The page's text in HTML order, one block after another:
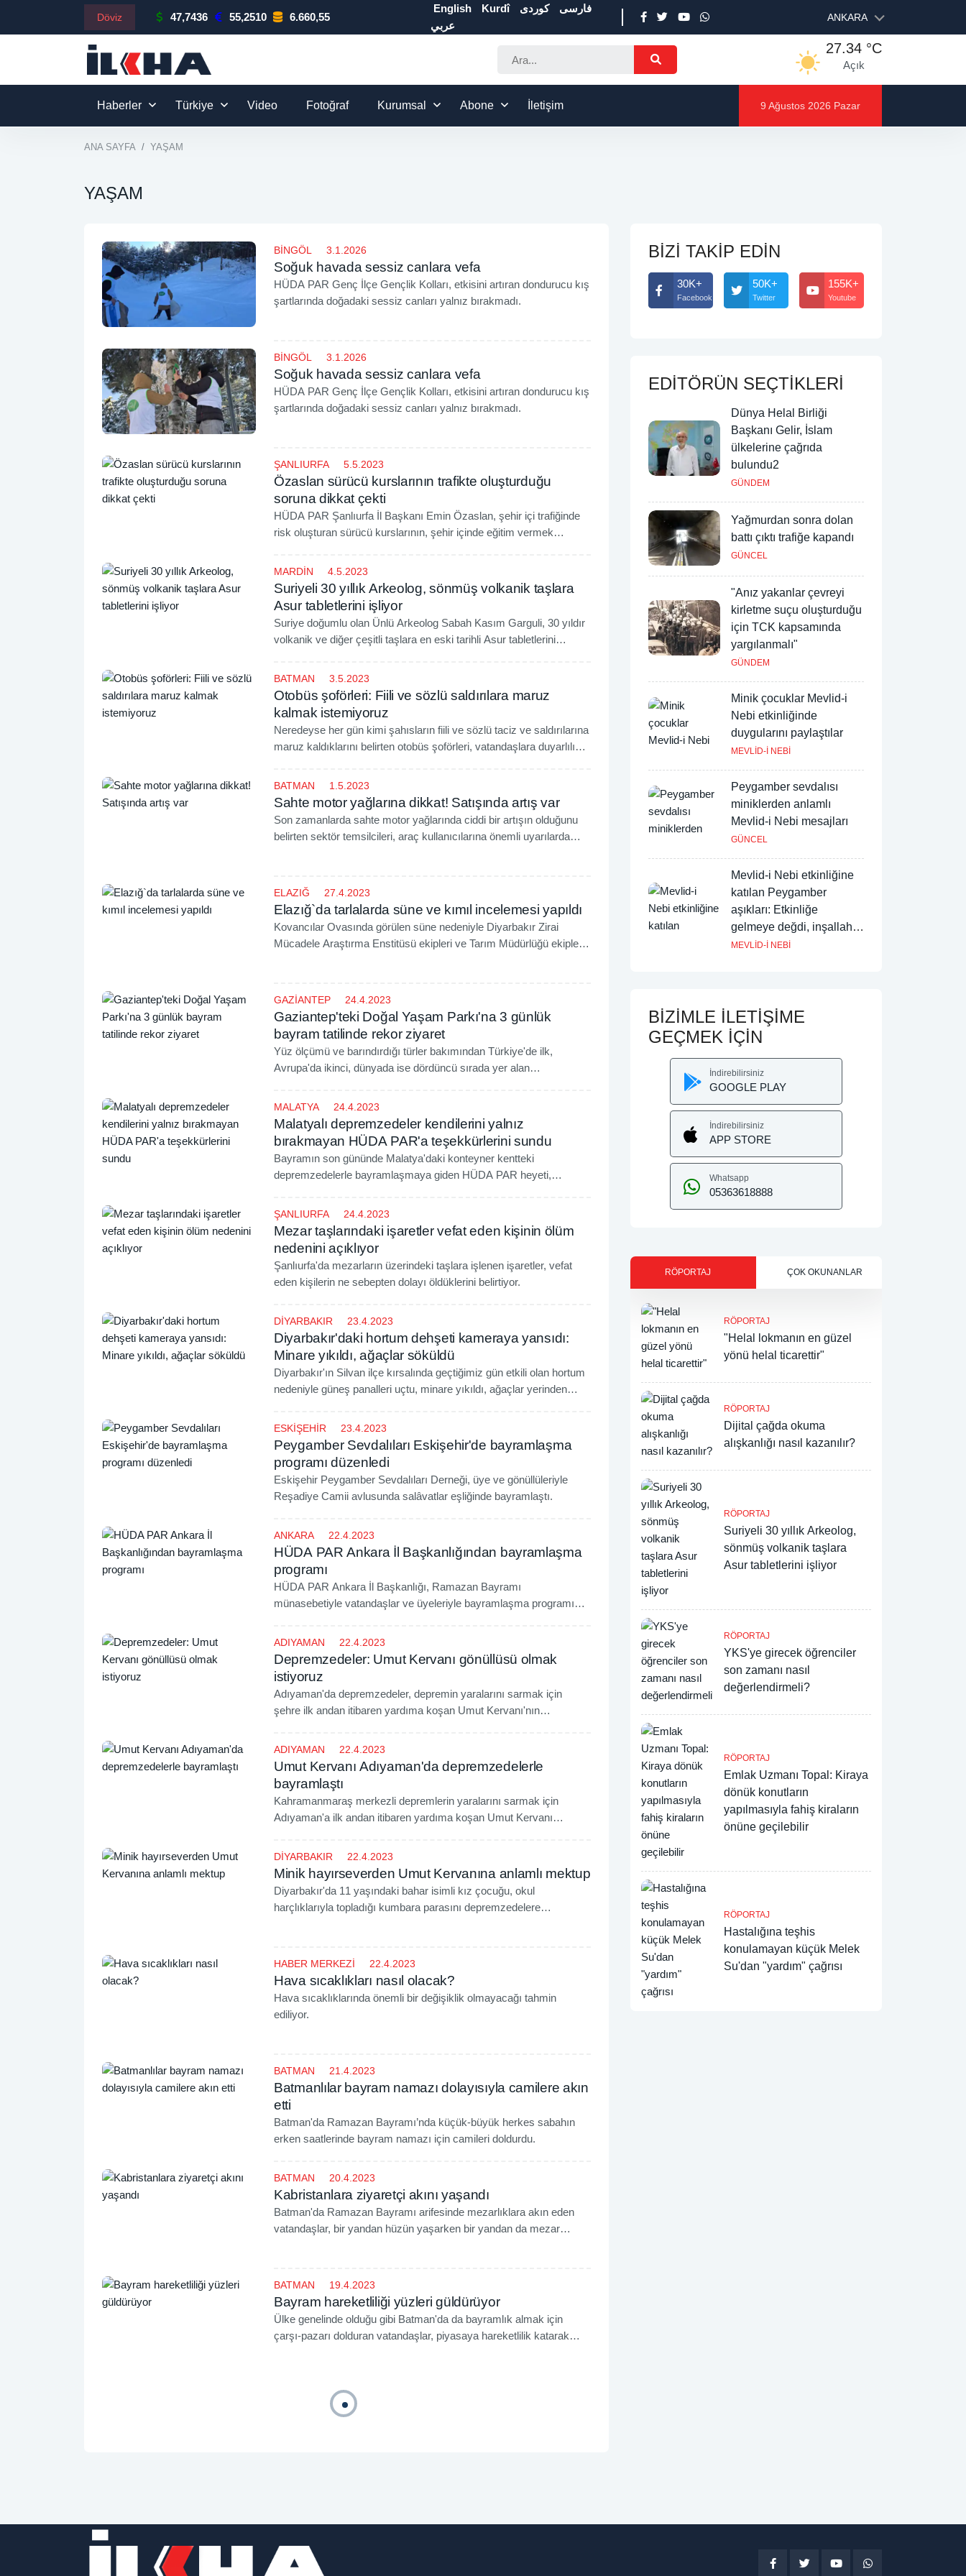
Döviz 47,7436 55,2510 6.660,55
English Kurdî كوردی
فارسی
عربي
ANKARA
27.34 °C
Açık
Haberler Türkiye Video Fotoğraf Kurumsal Abone İletişim 9 Ağustos 2026 Pazar
ANA SAYFA YAŞAM
YAŞAM
BİNGÖL 3.1.2026
Soğuk havada sessiz canlara vefa
HÜDA PAR Genç İlçe Gençlik Kolları, etkisini artıran dondurucu kış
şartlarında doğadaki sessiz canları yalnız bırakmadı.
BİNGÖL 3.1.2026
Soğuk havada sessiz canlara vefa
HÜDA PAR Genç İlçe Gençlik Kolları, etkisini artıran dondurucu kış
şartlarında doğadaki sessiz canları yalnız bırakmadı.
ŞANLIURFA 5.5.2023
Özaslan sürücü kurslarının trafikte oluşturduğu
soruna dikkat çekti
HÜDA PAR Şanlıurfa İl Başkanı Emin Özaslan, şehir içi trafiğinde
risk oluşturan sürücü kurslarının, şehir içinde eğitim vermek
MARDİN 4.5.2023
Suriyeli 30 yıllık Arkeolog, sönmüş volkanik taşlara
Asur tabletlerini işliyor
Suriye doğumlu olan Ünlü Arkeolog Sabah Kasım Garguli, 30 yıldır
volkanik ve diğer çeşitli taşlara en eski tarihli Asur tabletlerini
BATMAN 3.5.2023
Otobüs şoförleri: Fiili ve sözlü saldırılara maruz
kalmak istemiyoruz
Neredeyse her gün kimi şahısların fiili ve sözlü taciz ve saldırılarına
maruz kaldıklarını belirten otobüs şoförleri, vatandaşlara duyarlılık
BATMAN 1.5.2023
Sahte motor yağlarına dikkat! Satışında artış var
Son zamanlarda sahte motor yağlarında ciddi bir artışın olduğunu
belirten sektör temsilcileri, araç kullanıcılarına önemli uyarılarda
ELAZIĞ 27.4.2023
Elazığ`da tarlalarda süne ve kımıl incelemesi yapıldı
Kovancılar Ovasında görülen süne nedeniyle Diyarbakır Zirai
Mücadele Araştırma Enstitüsü ekipleri ve Tarım Müdürlüğü ekipleri,
GAZİANTEP 24.4.2023
Gaziantep'teki Doğal Yaşam Parkı'na 3 günlük
bayram tatilinde rekor ziyaret
Yüz ölçümü ve barındırdığı türler bakımından Türkiye'de ilk,
Avrupa'da ikinci, dünyada ise dördüncü sırada yer alan
toplamda 51 bin 500 kişi ziyaret etti.
MALATYA 24.4.2023
Malatyalı depremzedeler kendilerini yalnız
bırakmayan HÜDA PAR'a teşekkürlerini sundu
Bayramın son gününde Malatya'daki konteyner kentteki
depremzedelerle bayramlaşmaya giden HÜDA PAR heyeti,
ŞANLIURFA 24.4.2023
Mezar taşlarındaki işaretler vefat eden kişinin ölüm
nedenini açıklıyor
Şanlıurfa'da mezarların üzerindeki taşlara işlenen işaretler, vefat
eden kişilerin ne sebepten dolayı öldüklerini belirtiyor.
DİYARBAKIR 23.4.2023
Diyarbakır'daki hortum dehşeti kameraya yansıdı:
Minare yıkıldı, ağaçlar söküldü
Diyarbakır'ın Silvan ilçe kırsalında geçtiğimiz gün etkili olan hortum
nedeniyle güneş panalleri uçtu, minare yıkıldı, ağaçlar yerinden
ESKİŞEHİR 23.4.2023
Peygamber Sevdalıları Eskişehir'de bayramlaşma
programı düzenledi
Eskişehir Peygamber Sevdalıları Derneği, üye ve gönüllüleriyle
Reşadiye Camii avlusunda salâvatlar eşliğinde bayramlaştı.
ANKARA 22.4.2023
HÜDA PAR Ankara İl Başkanlığından bayramlaşma
programı
HÜDA PAR Ankara İl Başkanlığı, Ramazan Bayramı
münasebetiyle vatandaşlar ve üyeleriyle bayramlaşma programı
ADIYAMAN 22.4.2023
Depremzedeler: Umut Kervanı gönüllüsü olmak
istiyoruz
Adıyaman'da depremzedeler, depremin yaralarını sarmak için
şehre ilk andan itibaren yardıma koşan Umut Kervanı'nın
yapmak istediklerini söyledi.
ADIYAMAN 22.4.2023
Umut Kervanı Adıyaman'da depremzedelerle
bayramlaştı
Kahramanmaraş merkezli depremlerin yaralarını sarmak için
Adıyaman'a ilk andan itibaren yardıma koşan Umut Kervanı
DİYARBAKIR 22.4.2023
Minik hayırseverden Umut Kervanına anlamlı mektup
Diyarbakır'da 11 yaşındaki bahar isimli kız çocuğu, okul
harçlıklarıyla topladığı kumbara parasını depremzedelere
HABER MERKEZİ 22.4.2023
Hava sıcaklıkları nasıl olacak?
Hava sıcaklıklarında önemli bir değişiklik olmayacağı tahmin
ediliyor.
BATMAN 21.4.2023
Batmanlılar bayram namazı dolayısıyla camilere akın
etti
Batman'da Ramazan Bayramı’nda küçük-büyük herkes sabahın
erken saatlerinde bayram namazı için camileri doldurdu.
BATMAN 20.4.2023
Kabristanlara ziyaretçi akını yaşandı
Batman'da Ramazan Bayramı arifesinde mezarlıklara akın eden
vatandaşlar, bir yandan hüzün yaşarken bir yandan da mezar
BATMAN 19.4.2023
Bayram hareketliliği yüzleri güldürüyor
Ülke genelinde olduğu gibi Batman'da da bayramlık almak için
çarşı-pazarı dolduran vatandaşlar, piyasaya hareketlilik katarak
BİZİ TAKİP EDİN
30K+
Facebook
50K+
Twitter
155K+
Youtube
EDİTÖRÜN SEÇTİKLERİ
Dünya Helal Birliği
Başkanı Gelir, İslam
ülkelerine çağrıda
bulundu2
GÜNDEM
Yağmurdan sonra dolan
battı çıktı trafiğe kapandı
GÜNCEL
"Anız yakanlar çevreyi
kirletme suçu oluşturduğu
için TCK kapsamında
yargılanmalı"
GÜNDEM
Minik çocuklar Mevlid-i
Nebi etkinliğinde
duygularını paylaştılar
MEVLİD-İ NEBİ
Peygamber sevdalısı
miniklerden anlamlı
Mevlid-i Nebi mesajları
GÜNCEL
Mevlid-i Nebi etkinliğine
katılan Peygamber
aşıkları: Etkinliğe
gelmeye değdi, inşallah
devamı gelir
MEVLİD-İ NEBİ
BİZİMLE İLETİŞİME
GEÇMEK İÇİN
İndirebilirsiniz
GOOGLE PLAY
İndirebilirsiniz
APP STORE
Whatsapp
05363618888
RÖPORTAJ ÇOK OKUNANLAR
RÖPORTAJ
"Helal lokmanın en güzel
yönü helal ticarettir"
RÖPORTAJ
Dijital çağda okuma
alışkanlığı nasıl kazanılır?
RÖPORTAJ
Suriyeli 30 yıllık Arkeolog,
sönmüş volkanik taşlara
Asur tabletlerini işliyor
RÖPORTAJ
YKS'ye girecek öğrenciler
son zamanı nasıl
değerlendirmeli?
RÖPORTAJ
Emlak Uzmanı Topal: Kiraya
dönük konutların
yapılmasıyla fahiş kiraların
önüne geçilebilir
RÖPORTAJ
Hastalığına teşhis
konulamayan küçük Melek
Su'dan "yardım" çağrısı